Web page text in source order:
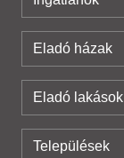
Eladó házak
Eladó lakások
Települések